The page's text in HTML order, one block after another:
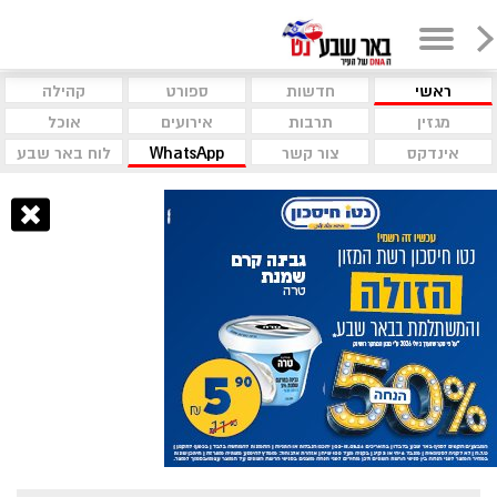
ראשי חדשות ספורט
קהילה
מגזין
תרבות אירועים
אוכל
אינדקס
צור קשר WhatsApp לוח באר שבע